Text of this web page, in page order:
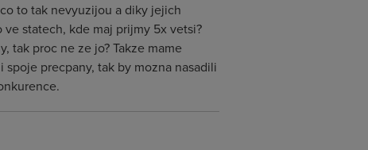
to tak nevyuzijou a diky jejich
statech, kde maj prijmy 5x vetsi?
tak proc ne ze jo? Takze mame
precpany, tak by mozna nasadili